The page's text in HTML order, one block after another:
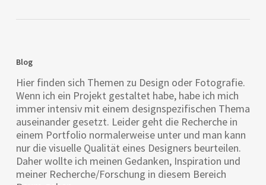
Blog
Hier finden sich Themen zu Design oder Fotografie.
Wenn ich ein Projekt gestaltet habe, habe ich mich
immer intensiv mit einem designspezifischen Thema
auseinander gesetzt. Leider geht die Recherche in
einem Portfolio normalerweise unter und man kann
nur die visuelle Qualität eines Designers beurteilen.
Daher wollte ich meinen Gedanken, Inspiration und
meiner Recherche/Forschung in diesem Bereich